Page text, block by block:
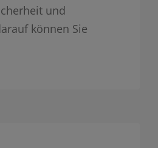
und
können Sie